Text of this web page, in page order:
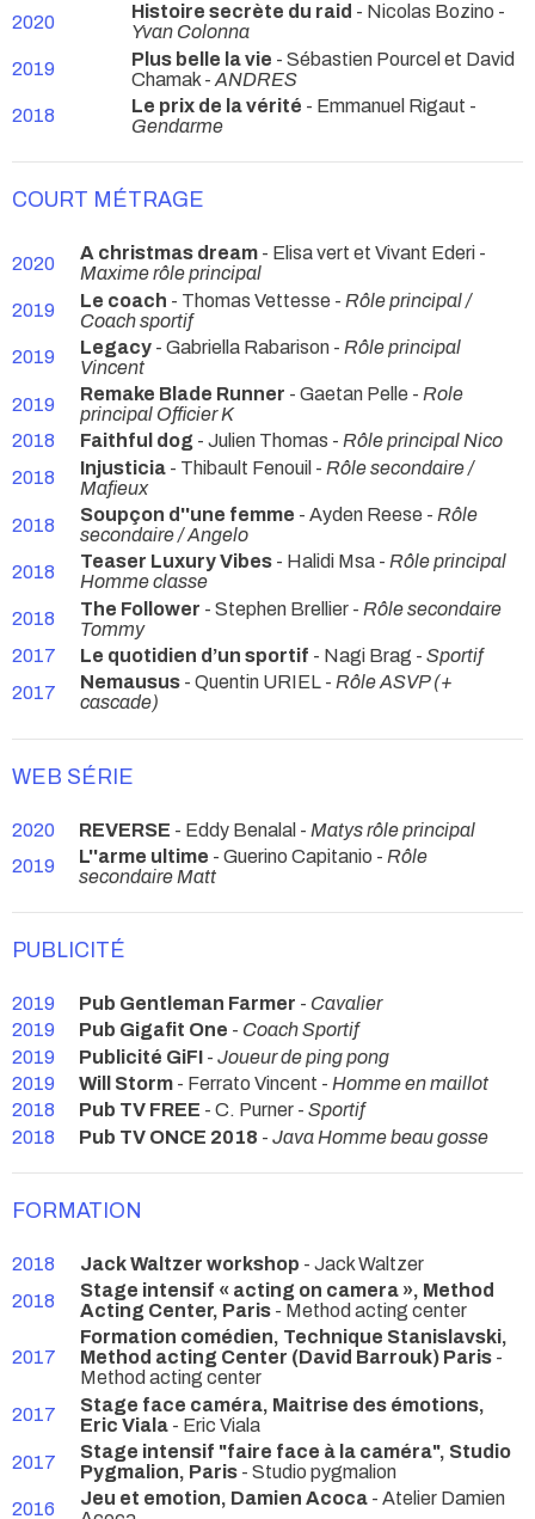
2020
Histoire secrète du raid - Nicolas Bozino -
Yvan Colonna
2019
Plus belle la vie - Sébastien Pourcel et David
Chamak - ANDRES
2018
Le prix de la vérité - Emmanuel Rigaut -
Gendarme
COURT MÉTRAGE
2020 A christmas dream - Elisa vert et Vivant Ederi -
Maxime rôle principal
2019
Le coach - Thomas Vettesse - Rôle principal /
Coach sportif
2019
Legacy - Gabriella Rabarison - Rôle principal
Vincent
2019
Remake Blade Runner - Gaetan Pelle - Role
principal Officier K
2018
Faithful dog - Julien Thomas - Rôle principal Nico
2018
Injusticia - Thibault Fenouil - Rôle secondaire /
Mafieux
2018
Soupçon d''une femme - Ayden Reese - Rôle
secondaire / Angelo
2018
Teaser Luxury Vibes - Halidi Msa - Rôle principal
Homme classe
2018
The Follower - Stephen Brellier - Rôle secondaire
Tommy
2017
Le quotidien d’un sportif - Nagi Brag - Sportif
2017
Nemausus - Quentin URIEL - Rôle ASVP (+
cascade)
WEB SÉRIE
2020 REVERSE - Eddy Benalal - Matys rôle principal
2019
L''arme ultime - Guerino Capitanio - Rôle
secondaire Matt
PUBLICITÉ
2019 Pub Gentleman Farmer - Cavalier
2019
Pub Gigafit One - Coach Sportif
2019
Publicité GiFI - Joueur de ping pong
2019
Will Storm - Ferrato Vincent - Homme en maillot
2018
Pub TV FREE - C. Purner - Sportif
2018
Pub TV ONCE 2018 - Java Homme beau gosse
FORMATION
2018 Jack Waltzer workshop - Jack Waltzer
2018
Stage intensif « acting on camera », Method
Acting Center, Paris - Method acting center
2017
Formation comédien, Technique Stanislavski,
Method acting Center (David Barrouk) Paris -
Method acting center
2017
Stage face caméra, Maitrise des émotions,
Eric Viala - Eric Viala
2017
Stage intensif "faire face à la caméra", Studio
Pygmalion, Paris - Studio pygmalion
2016
Jeu et emotion, Damien Acoca - Atelier Damien